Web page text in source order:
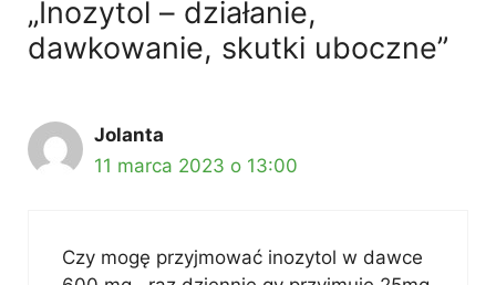
„Inozytol – działanie,
dawkowanie, skutki uboczne”
Jolanta
11 marca 2023 o 13:00
Czy mogę przyjmować inozytol w dawce